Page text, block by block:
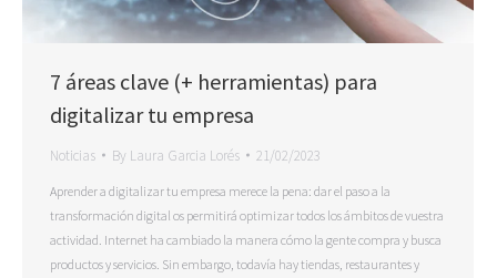
7 áreas clave (+ herramientas) para
digitalizar tu empresa
Noticias By Laura Garcia Lorés 21/02/2023
Aprender a digitalizar tu empresa merece la pena: dar el paso a la
transformación digital os permitirá optimizar todos los ámbitos de vuestra
actividad. Internet ha cambiado la manera cómo la gente compra y busca
productos y servicios. Sin embargo, todavía hay tiendas, restaurantes y